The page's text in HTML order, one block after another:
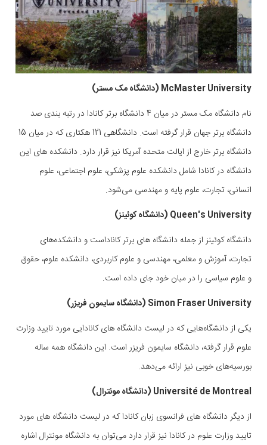
McMaster University (دانشگاه مک مستر)
نام دانشگاه مک مستر در میان 4 دانشگاه برتر کانادا در رتبه بندی صد
دانشگاه برتر جهان قرار گرفته است. دانشگاهی 121 هکتاری که در میان 15
دانشگاه برتر خارج از ایالت متحده آمریکا نیز قرار دارد. دانشکده های این
دانشگاه در کانادا شامل دانشکده علوم پزشکی، علوم اجتماعی، علوم
انسانی، تجارت، علوم پایه و مهندسی می‌شود.
Queen's University (دانشگاه کوئینز)
دانشگاه کوئینز از جمله دانشگاه های برتر کاناداست و دانشکده‌های
تجارت، آموزش و معلمی، مهندسی و علوم کاربردی، دانشکده علوم، حقوق
و علوم سیاسی را در میان خود جای داده است.
Simon Fraser University (دانشگاه سایمون فریزر)
یکی از دانشگاه‌هایی که در لیست دانشگاه های کانادایی مورد تایید وزارت
علوم قرار گرفته، دانشگاه سایمون فریزر است. این دانشگاه همه ساله
بورسیه‌های خوبی نیز ارائه می‌دهد.
Université de Montreal (دانشگاه مونترال)
از دیگر دانشگاه های فرانسوی زبان کانادا که در لیست دانشگاه های مورد
تایید وزارت علوم در کانادا نیز قرار دارد می‌توان به دانشگاه مونترال اشاره